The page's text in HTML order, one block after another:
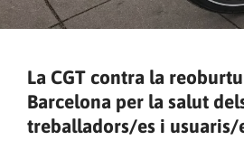
La CGT contra la
Barcelona per la salut
treballadors/es i usuaris/